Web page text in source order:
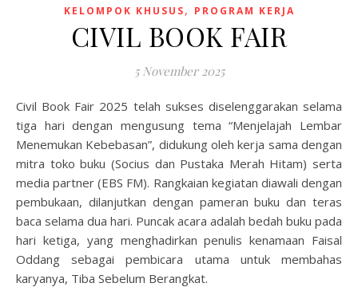
KELOMPOK KHUSUS, PROGRAM KERJA
CIVIL BOOK FAIR
5 November 2025
Civil Book Fair 2025 telah sukses diselenggarakan selama
tiga hari dengan mengusung tema “Menjelajah Lembar
Menemukan Kebebasan”, didukung oleh kerja sama dengan
mitra toko buku (Socius dan Pustaka Merah Hitam) serta
media partner (EBS FM). Rangkaian kegiatan diawali dengan
pembukaan, dilanjutkan dengan pameran buku dan teras
baca selama dua hari. Puncak acara adalah bedah buku pada
hari ketiga, yang menghadirkan penulis kenamaan Faisal
Oddang sebagai pembicara utama untuk membahas
karyanya, Tiba Sebelum Berangkat.